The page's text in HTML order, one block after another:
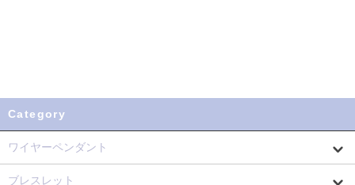
Category
ワイヤーペンダント
ブレスレット